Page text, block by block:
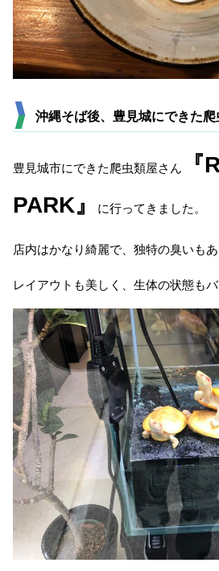
沖縄そば後、豊見城にできた
豊見城市にできた爬虫類屋さん
PARK』
に行ってきました。
店内はかなり綺麗で、独特の臭いも
レイアウトも美しく、生体の状態も